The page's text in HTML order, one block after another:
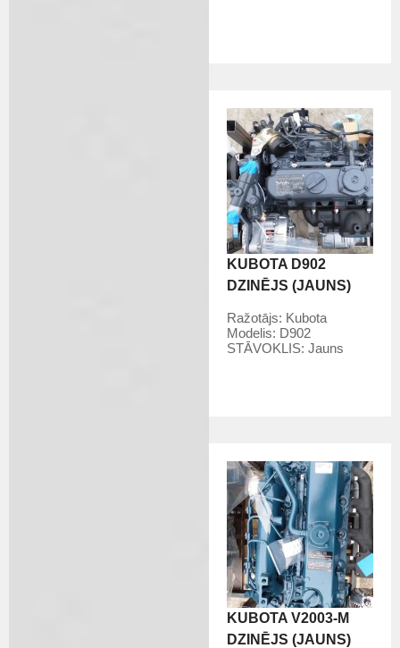
KUBOTA D902
DZINĒJS (JAUNS)
Ražotājs: Kubota
Modelis: D902
STĀVOKLIS:Jauns
KUBOTA V2003-M
DZINĒJS (JAUNS)